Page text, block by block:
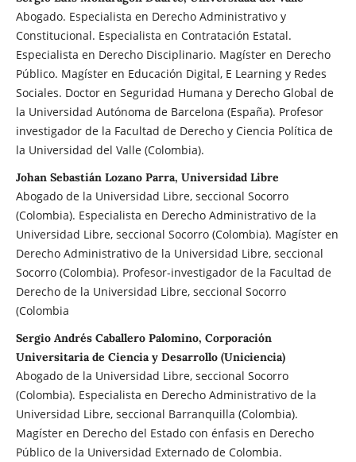
Abogado. Especialista en Derecho Administrativo y
Constitucional. Especialista en Contratación Estatal.
Especialista en Derecho Disciplinario. Magíster en Derecho
Público. Magíster en Educación Digital, E Learning y Redes
Sociales. Doctor en Seguridad Humana y Derecho Global de
la Universidad Autónoma de Barcelona (España). Profesor
investigador de la Facultad de Derecho y Ciencia Política de
la Universidad del Valle (Colombia).
Johan Sebastián Lozano Parra, Universidad Libre
Abogado de la Universidad Libre, seccional Socorro
(Colombia). Especialista en Derecho Administrativo de la
Universidad Libre, seccional Socorro (Colombia). Magíster en
Derecho Administrativo de la Universidad Libre, seccional
Socorro (Colombia). Profesor-investigador de la Facultad de
Derecho de la Universidad Libre, seccional Socorro
(Colombia
Sergio Andrés Caballero Palomino, Corporación
Universitaria de Ciencia y Desarrollo (Uniciencia)
Abogado de la Universidad Libre, seccional Socorro
(Colombia). Especialista en Derecho Administrativo de la
Universidad Libre, seccional Barranquilla (Colombia).
Magíster en Derecho del Estado con énfasis en Derecho
Público de la Universidad Externado de Colombia.